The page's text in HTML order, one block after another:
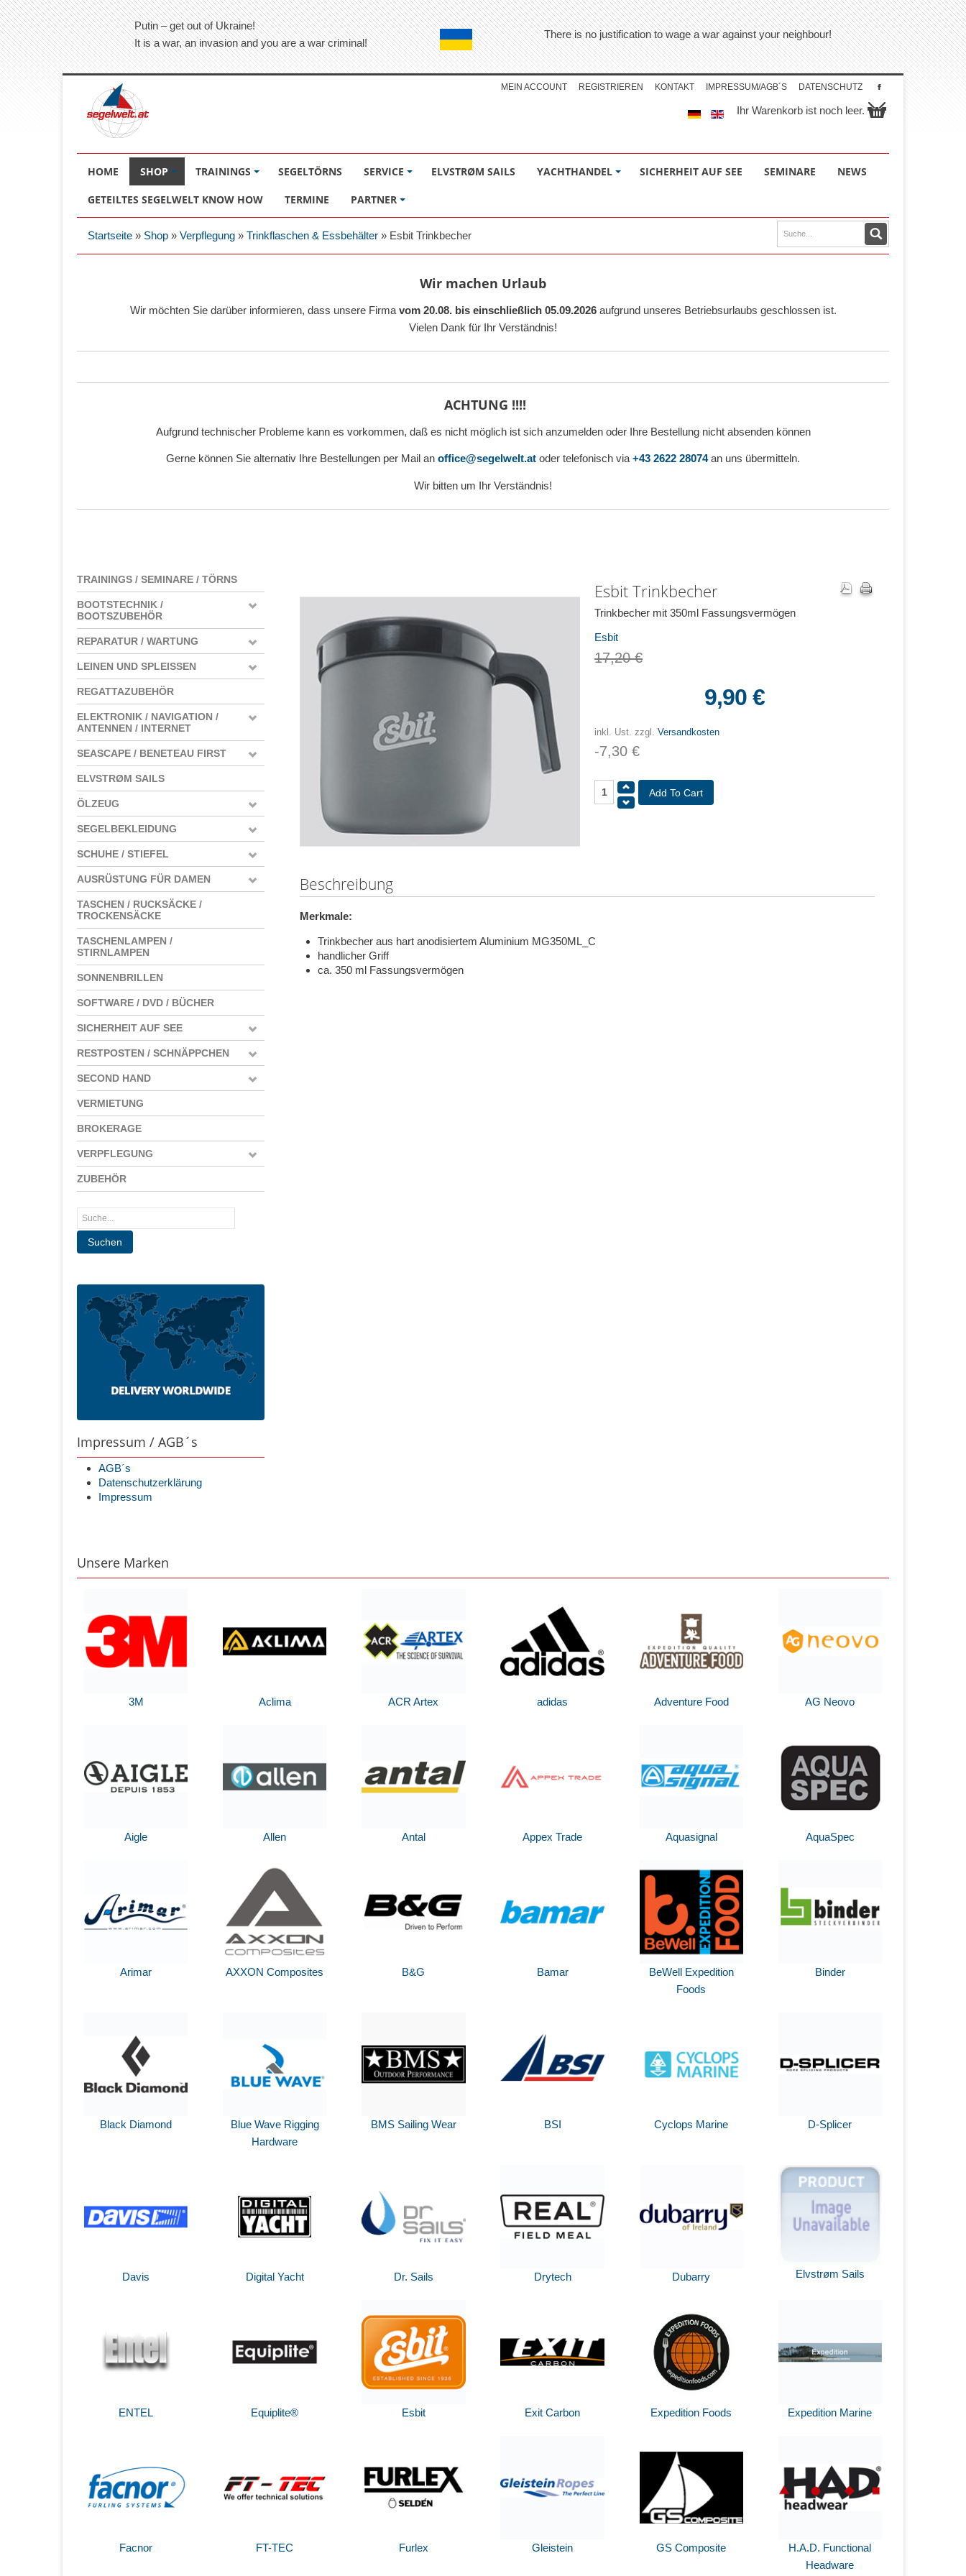
Putin – get out of Ukraine!
It is a war, an invasion and you are a war criminal!
There is no justification to wage a war against your neighbour!
KONTAKT IMPRESSUM/AGB´S DATENSCHUTZ
MEIN ACCOUNT REGISTRIEREN
Ihr Warenkorb ist noch leer.
HOME SHOP TRAININGS SEGELTÖRNS SERVICE ELVSTRØM SAILS YACHTHANDEL SICHERHEIT AUF SEE SEMINARE NEWS
GETEILTES SEGELWELT KNOW HOW TERMINE PARTNER
Startseite » Shop » Verpflegung » Trinkflaschen & Essbehälter » Esbit Trinkbecher
Wir machen Urlaub
Wir möchten Sie darüber informieren, dass unsere Firma vom 20.08. bis einschließlich 05.09.2026aufgrund unseres Betriebsurlaubs geschlossen ist.
Vielen Dank für Ihr Verständnis!
ACHTUNG !!!!
Aufgrund technischer Probleme kann es vorkommen, daß es nicht möglich ist sich anzumelden oder Ihre Bestellung nicht absenden können
Gerne können Sie alternativ Ihre Bestellungen per Mail an office@segelwelt.at oder telefonisch via +43 2622 28074an uns übermitteln.
Wir bitten um Ihr Verständnis!
TRAININGS / SEMINARE / TÖRNS
BOOTSTECHNIK /
BOOTSZUBEHÖR
REPARATUR / WARTUNG
LEINEN UND SPLEISSEN
REGATTAZUBEHÖR
ELEKTRONIK / NAVIGATION /
ANTENNEN / INTERNET
SEASCAPE / BENETEAU FIRST
ELVSTRØM SAILS
ÖLZEUG
SEGELBEKLEIDUNG
SCHUHE / STIEFEL
AUSRÜSTUNG FÜR DAMEN
TASCHEN / RUCKSÄCKE /
TROCKENSÄCKE
TASCHENLAMPEN /
STIRNLAMPEN
SONNENBRILLEN
SOFTWARE / DVD / BÜCHER
SICHERHEIT AUF SEE
RESTPOSTEN / SCHNÄPPCHEN
SECOND HAND
VERMIETUNG
BROKERAGE
VERPFLEGUNG
ZUBEHÖR
Impressum / AGB´s
AGB´s
Datenschutzerklärung
Impressum
Esbit Trinkbecher
Trinkbecher mit 350ml Fassungsvermögen
Esbit
17,20 €
9,90 €
inkl. Ust. zzgl.Versandkosten
-7,30 €
Beschreibung
Merkmale:
Trinkbecher aus hart anodisiertem Aluminium MG350ML_C
handlicher Griff
ca. 350 ml Fassungsvermögen
Unsere Marken
3M Aclima ACR Artex adidas Adventure Food AG Neovo
Aigle Allen Antal Appex Trade Aquasignal AquaSpec
Arimar AXXON Composites B&G Bamar
BeWell Expedition
Foods
Binder
Black Diamond
Blue Wave Rigging
Hardware
BMS Sailing Wear BSI Cyclops Marine D-Splicer
Davis Digital Yacht Dr. Sails Drytech Dubarry Elvstrøm Sails
ENTEL Equiplite® Esbit Exit Carbon Expedition Foods Expedition Marine
Facnor FT-TEC Furlex Gleistein GS Composite
H.A.D. Functional
Headware